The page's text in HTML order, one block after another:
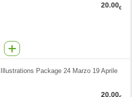
20.00€
Illustrations Package 24 Marzo 19 Aprile
20.00